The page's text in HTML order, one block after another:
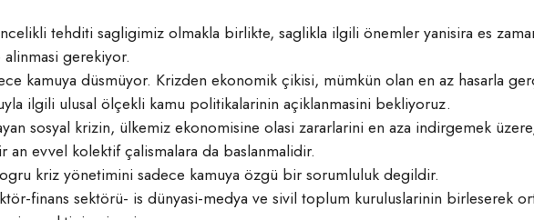
tehditi sagligimiz olmakla birlikte, saglikla ilgili önemler yanisira es
gerekiyor.
kamuya düsmüyor. Krizden ekonomik çikisi, mümkün olan en az hasarla
ilgili ulusal ölçekli kamu politikalarinin açiklanmasini bekliyoruz.
sosyal krizin, ülkemiz ekonomisine olasi zararlarini en aza indirgemek
an evvel kolektif çalismalara da baslanmalidir.
kriz yönetimini sadece kamuya özgü bir sorumluluk degildir.
finans sektörü- is dünyasi-medya ve sivil toplum kuruluslarinin birleserek